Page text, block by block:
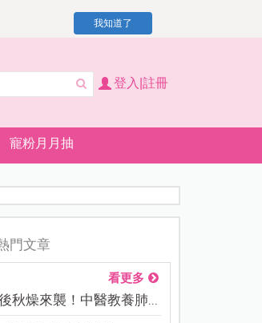
我知道了
登入|註冊
寵粉月月抽
門文章
看更多
秋燥來襲！中醫教養肺...